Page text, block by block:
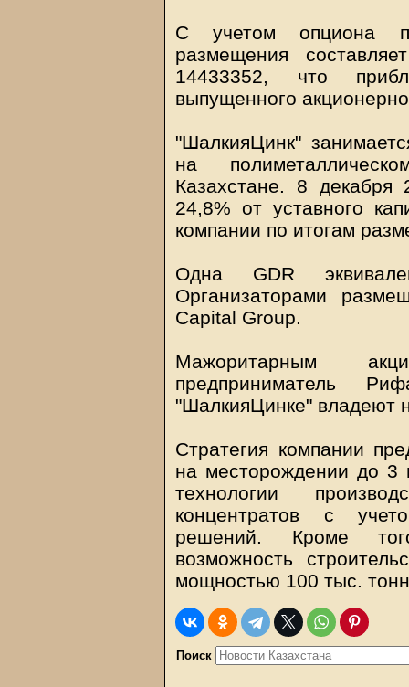
С учетом опциона
размещения
14433352, что
выпущенного
"ШалкияЦинк"
на
Казахстане. 8
24,8% от уставного
компании по итогам
Одна GDR
Организаторами
Capital Group.
Мажоритарным
предприниматель
"ШалкияЦинке" владеют
Стратегия компании
на месторождении до 3
технологии
концентратов с
решений. Кроме
возможность
мощностью 100 тыс.
Поиск